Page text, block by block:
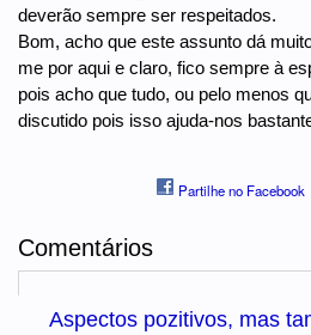
deverão sempre ser respeitados.
Bom, acho que este assunto dá
me por aqui e claro, fico sempre à
pois acho que tudo, ou pelo menos
discutido pois isso ajuda-nos
Partilhe no Facebook
Comentários
Aspectos pozitivos, mas